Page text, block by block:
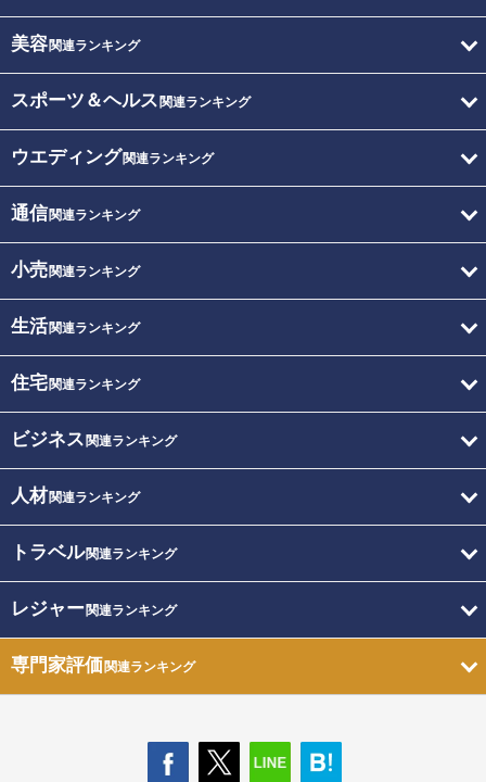
美容関連ランキング
スポーツ＆ヘルス 関連ランキング
ウエディング関連ランキング
通信関連ランキング
小売関連ランキング
生活関連ランキング
住宅関連ランキング
ビジネス 関連ランキング
人材関連ランキング
トラベル関連ランキング
レジャー関連ランキング
専門家評価関連ランキング